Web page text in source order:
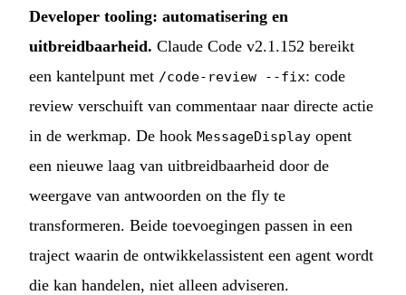
Developer tooling: automatisering en
uitbreidbaarheid. Claude Code v2.1.152 bereikt
een kantelpunt met /code-review --fix: code
review verschuift van commentaar naar directe actie
in de werkmap. De hook MessageDisplay opent
een nieuwe laag van uitbreidbaarheid door de
weergave van antwoorden on the fly te
transformeren. Beide toevoegingen passen in een
traject waarin de ontwikkelassistent een agent wordt
die kan handelen, niet alleen adviseren.